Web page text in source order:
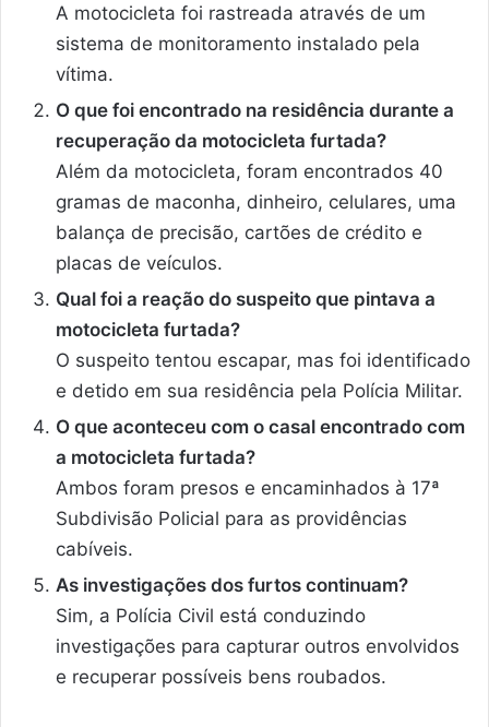
A motocicleta foi rastreada através de um
sistema de monitoramento instalado pela
vítima.
O que foi encontrado na residência durante a
recuperação da motocicleta furtada?
Além da motocicleta, foram encontrados 40
gramas de maconha, dinheiro, celulares, uma
balança de precisão, cartões de crédito e
placas de veículos.
Qual foi a reação do suspeito que pintava a
motocicleta furtada?
O suspeito tentou escapar, mas foi identificado
e detido em sua residência pela Polícia Militar.
O que aconteceu com o casal encontrado com
a motocicleta furtada?
Ambos foram presos e encaminhados à 17ª
Subdivisão Policial para as providências
cabíveis.
As investigações dos furtos continuam?
Sim, a Polícia Civil está conduzindo
investigações para capturar outros envolvidos
e recuperar possíveis bens roubados.